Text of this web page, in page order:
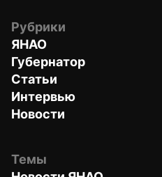
Рубрики
ЯНАО
Губернатор
Статьи
Интервью
Новости
Темы